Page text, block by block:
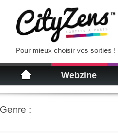
Pour mieux choisir vos sorties !
Webzine
Genre :